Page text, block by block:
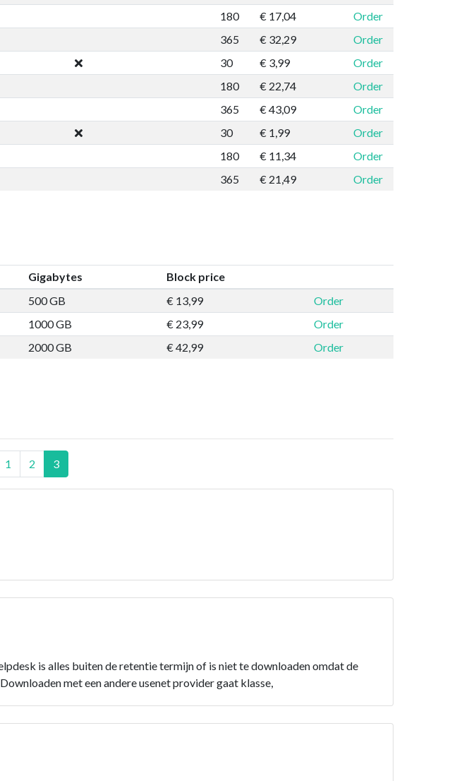
180
€ 17,04
Order
365
€ 32,29
Order
30 € 3,99
Order
180
€ 22,74
Order
365
€ 43,09
Order
30 € 1,99
Order
180
€ 11,34
Order
365
€ 21,49 Order
Gigabytes
Block price
500 GB € 13,99
Order
1000 GB
€ 23,99
Order
2000 GB
€ 42,99 Order
1 2 3
is alles buiten de retentie termijn of is niet te downloaden omdat de
met een andere usenet provider gaat klasse,